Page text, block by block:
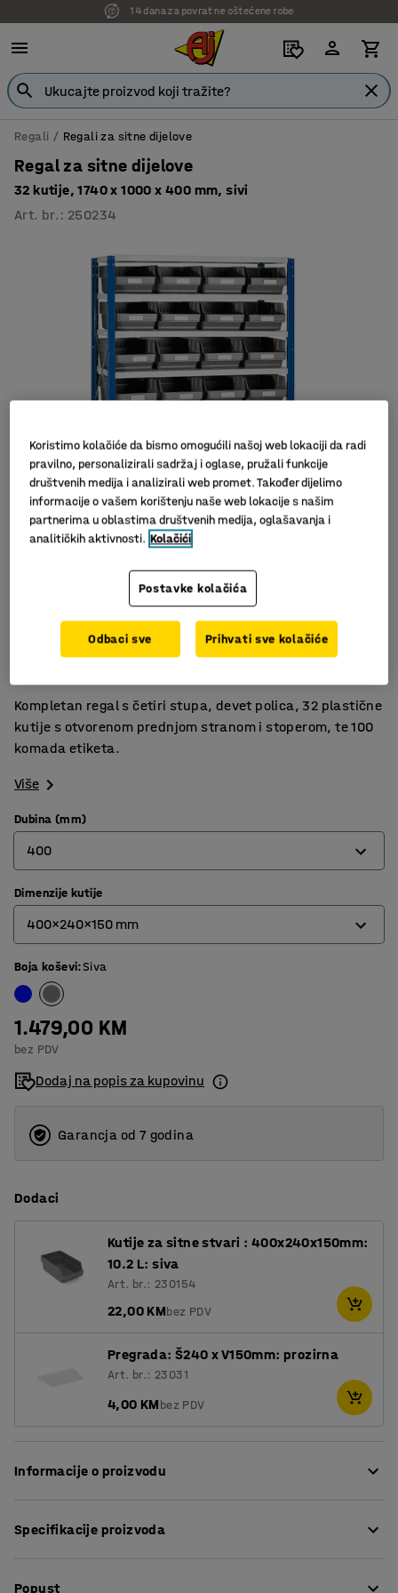
7 godina garancije
Regali Regali za sitne dijelove
Regal za sitne dijelove
32 kutije, 1740 x 1000 x 400 mm, sivi
Art. br. : 250234
Štedi prostor
Pruža dobar pregled
Kompletan regal s četiri stupa, devet polica, 32 plastične
kutije s otvorenom prednjom stranom i stoperom, te 100
komada etiketa.
Više
Dubina (mm)
400
400
500
Dimenzije kutije
400x240x150 mm
400x240x150 mm
500x240x150 mm
Boja koševi:Siva
1.479,00 KM
bez PDV
Dodaj na popis za kupovinu
Garancja od 7 godina
Dodaci
Kutije za sitne stvari : 400x240x150mm:
10.2 L: siva
Art. br.: 230154
22,00 KMbez PDV
Pregrada: Š240 x V150mm: prozirna
Art. br.: 23031
4,00 KMbez PDV
Informacije o proizvodu
vrsta malih predmeta. Idealno za različita okruženja,
Specifikacije proizvoda
Popust
Koristimo kolačiće da bismo omogućili našoj web lokaciji da radi
pravilno, personalizirali sadržaj i oglase, pružali funkcije
društvenih medija i analizirali web promet. Također dijelimo
informacije o vašem korištenju naše web lokacije s našim
partnerima u oblastima društvenih medija, oglašavanja i
analitičkih aktivnosti. Kolačići
Postavke kolačića
Odbaci sve Prihvati sve kolačiće